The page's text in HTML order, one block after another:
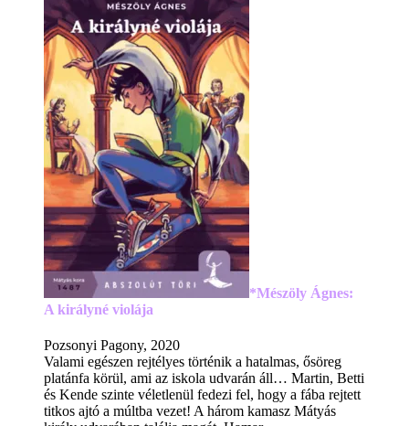
*Mészöly Ágnes:
A királyné violája
Pozsonyi Pagony, 2020
Valami egészen rejtélyes történik a hatalmas, ősöreg
platánfa körül, ami az iskola udvarán áll… Martin, Betti
és Kende szinte véletlenül fedezi fel, hogy a fába rejtett
titkos ajtó a múltba vezet! A három kamasz Mátyás